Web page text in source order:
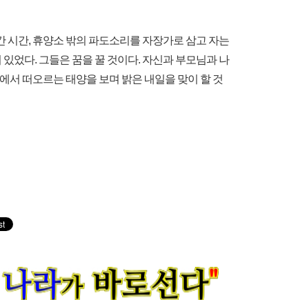
시간, 휴양소 밖의 파도소리를 자장가로 삼고 자는
었다. 그들은 꿈을 꿀 것이다. 자신과 부모님과 나
서 떠오르는 태양을 보며 밝은 내일을 맞이 할 것